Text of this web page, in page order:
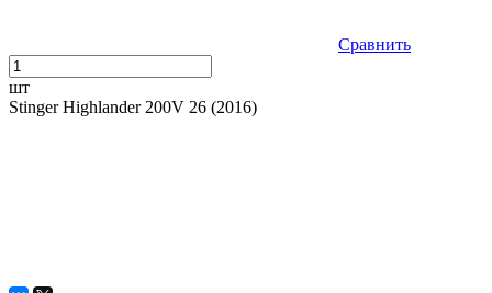
Сравнить
шт
Stinger Highlander 200V 26 (2016)